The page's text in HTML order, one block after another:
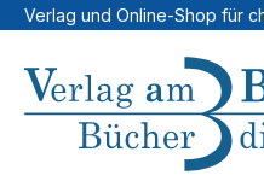
Hauptinhalt springen
Zur Suche springen
Zur Hauptnavigation
Verlag und Online-Shop für